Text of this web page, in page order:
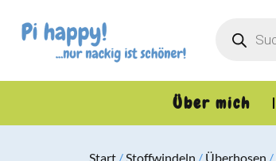
Über mich
Start /Stoffwindeln / Überhosen /